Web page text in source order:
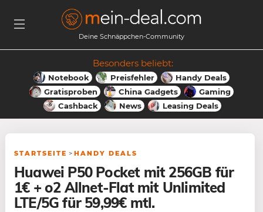
Deine Schnäppchen-Community
Besonders beliebt:
Notebook Preisfehler
Handy Deals
Gratisproben
China Gadgets
Gaming
Cashback
News Leasing Deals
STARTSEITE > HANDY DEALS
Huawei P50 Pocket mit 256GB für
1€ + o2 Allnet-Flat mit Unlimited
LTE/5G für 59,99€ mtl.